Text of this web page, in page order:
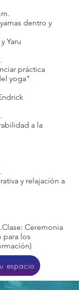
dentro y
Yaru
práctica
yoga"
a la
y relajación a
Ceremonia
para los
espacio